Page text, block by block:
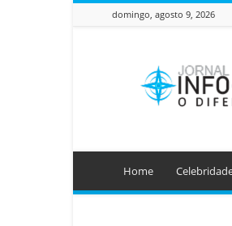
domingo, agosto 9, 2026
Home